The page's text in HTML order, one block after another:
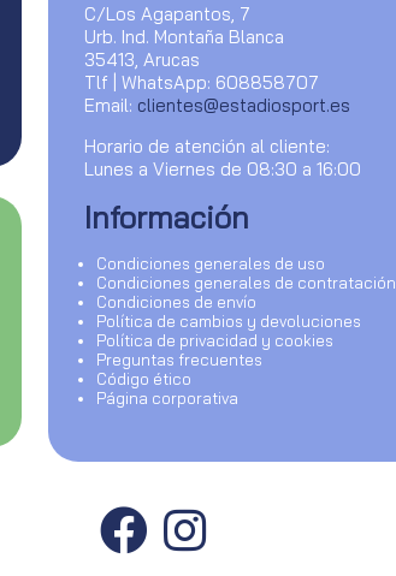
C/Los Agapantos, 7
Urb. Ind. Montaña Blanca
35413, Arucas
Tlf | WhatsApp: 608858707
Email: clientes@estadiosport.es
Horario de atención al cliente:
Lunes a Viernes de 08:30 a 16:00
Información
Condiciones generales de uso
Condiciones generales de contratación
Condiciones de envío
Política de cambios y devoluciones
Política de privacidad y cookies
Preguntas frecuentes
Código ético
Página corporativa